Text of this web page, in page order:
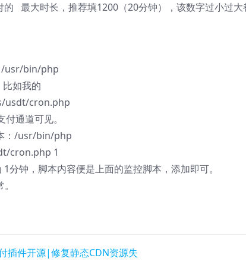
最大时长，推荐填1200（20分钟），该数字过小过大
/usr/bin/php
如我的
usdt/cron.php
通道可见。
：/usr/bin/php
cron.php 1
钟，脚本内容便是上面的监控脚本，添加即可。